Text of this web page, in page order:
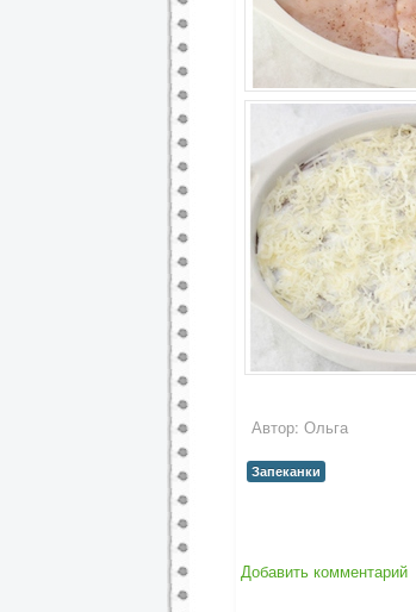
Автор: Ольга
Запеканки
Добавить комментарий